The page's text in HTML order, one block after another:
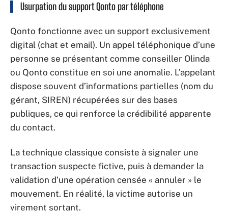
Usurpation du support Qonto par téléphone
Qonto fonctionne avec un support exclusivement
digital (chat et email). Un appel téléphonique d’une
personne se présentant comme conseiller Olinda
ou Qonto constitue en soi une anomalie. L’appelant
dispose souvent d’informations partielles (nom du
gérant, SIREN) récupérées sur des bases
publiques, ce qui renforce la crédibilité apparente
du contact.
La technique classique consiste à signaler une
transaction suspecte fictive, puis à demander la
validation d’une opération censée « annuler » le
mouvement. En réalité, la victime autorise un
virement sortant.